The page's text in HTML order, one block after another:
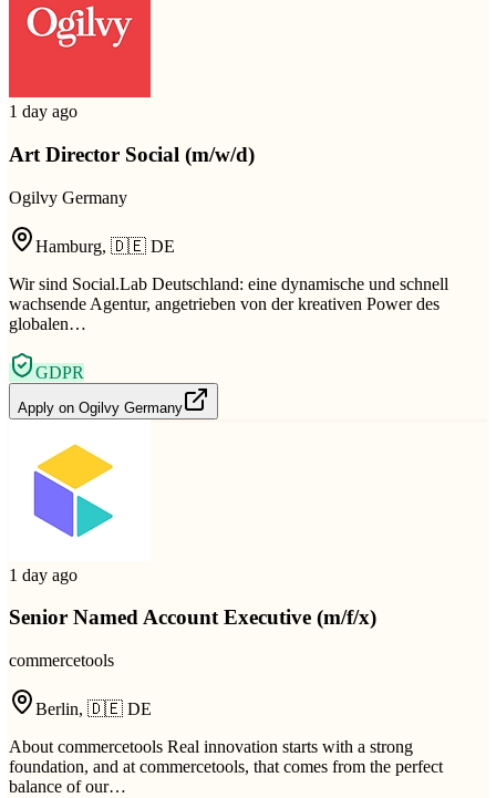
1 day ago
Art Director Social (m/w/d)
Ogilvy Germany
Hamburg, 🇩🇪 DE
Wir sind Social.Lab Deutschland: eine dynamische und schnell
wachsende Agentur, angetrieben von der kreativen Power des
globalen…
GDPR
Apply on Ogilvy Germany
1 day ago
Senior Named Account Executive (m/f/x)
commercetools
Berlin, 🇩🇪 DE
About commercetools Real innovation starts with a strong
foundation, and at commercetools, that comes from the perfect
balance of our…